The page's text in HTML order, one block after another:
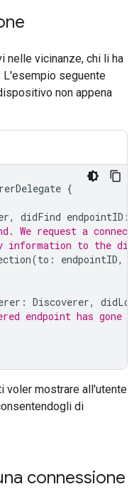
nelle vicinanze, chi li ha
L'esempio seguente
non appena
{
, didFind endpointID :
We request a
to the
(to : endpointID,
: Discoverer,
endpoint has gone
voler mostrare all'utente
di
connessione